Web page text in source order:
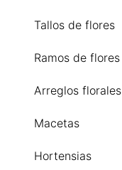
Tallos de flores
Ramos de flores
Arreglos florales
Macetas
Hortensias